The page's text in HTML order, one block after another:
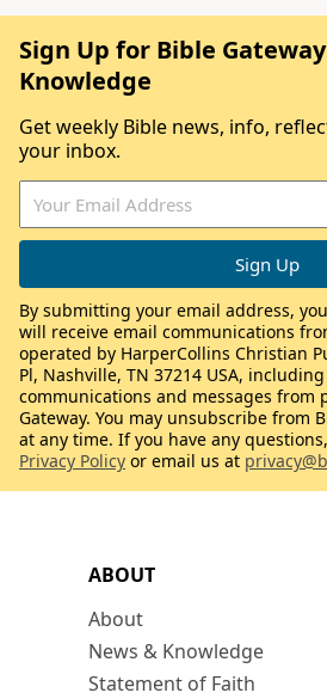
ABOUT
About
News & Knowledge
Statement of Faith
Sign Up for Bible
Knowledge
Get weekly Bible news, info,
your inbox.
By submitting your email address,
will receive email communications
operated by HarperCollins Christian
Pl, Nashville, TN 37214 USA,
communications and messages from
Gateway. You may unsubscribe from
at any time. If you have any
Privacy Policy or email us at